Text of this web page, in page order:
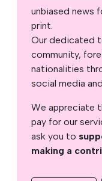
unbiased news
print.
Our dedicated
community,
nationalities
social media
We appreciate
pay for our
ask you to
making a